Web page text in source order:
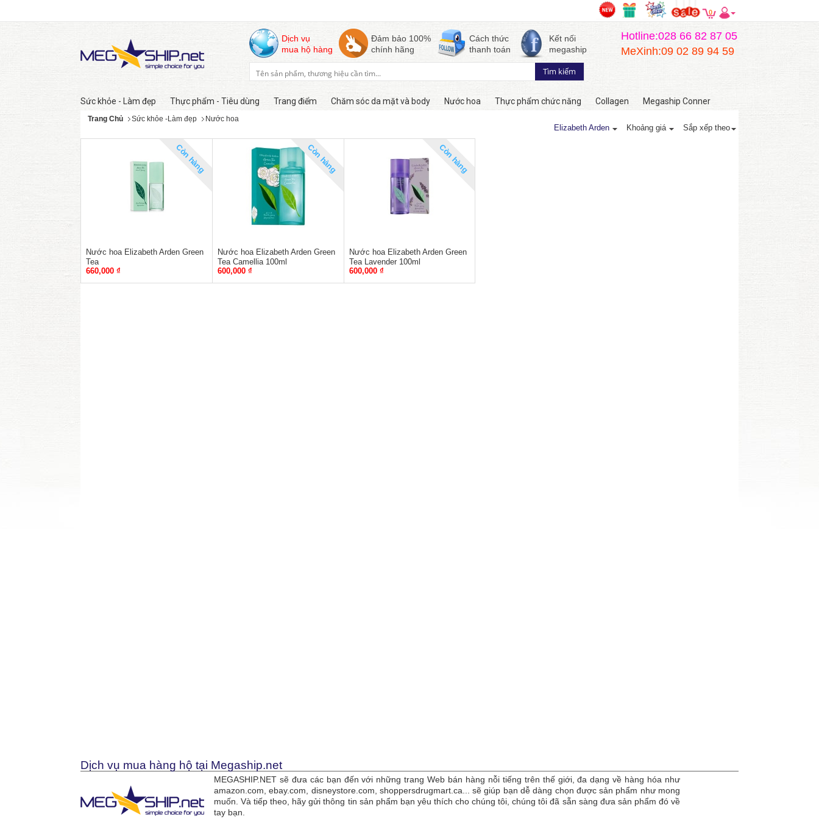
0
Dịch vụ
mua hộ hàng
Đảm bảo 100%
chính hãng
Cách thức
thanh toán
Kết nối
megaship
Hotline:028 66 82 87 05
MeXinh:09 02 89 94 59
Sức khỏe - Làm đẹp Thực phẩm - Tiêu dùng Trang điểm Chăm sóc da mặt và body Nước hoa Thực phẩm chức năng Collagen Megaship Conner
Trang Chủ Sức khỏe -Làm đẹp Nước hoa
Elizabeth Arden Khoảng giá Sắp xếp theo
Còn hàng
Nước hoa Elizabeth Arden Green
Tea
660,000 ₫
Còn hàng
Nước hoa Elizabeth Arden Green
Tea Camellia 100ml
600,000 ₫
Còn hàng
Nước hoa Elizabeth Arden Green
Tea Lavender 100ml
600,000 ₫
Dịch vụ mua hàng hộ tại Megaship.net
MEGASHIP.NET sẽ đưa các bạn đến với những trang Web bán hàng nỗi tiếng trên thế giới, đa dạng về hàng hóa như
amazon.com, ebay.com, disneystore.com, shoppersdrugmart.ca... sẽ giúp bạn dễ dàng chọn được sản phẩm như mong
muốn. Và tiếp theo, hãy gửi thông tin sản phẩm bạn yêu thích cho chúng tôi, chúng tôi đã sẵn sàng đưa sản phẩm đó về
tay bạn.